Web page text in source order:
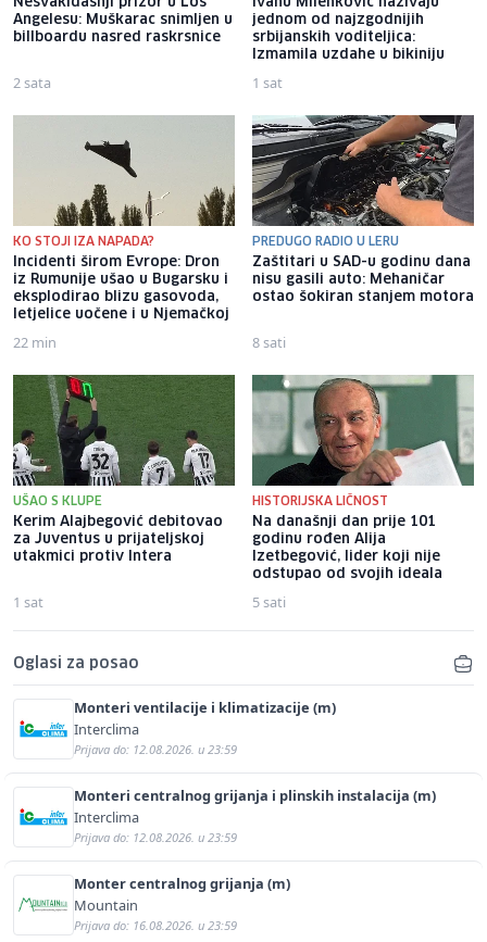
Angelesu: Muškarac snimljen u
billboardu nasred raskrsnice
2 sata
jednom od najzgodnijih
srbijanskih voditeljica:
Izmamila uzdahe u bikiniju
1 sat
KO STOJI IZA NAPADA?
Incidenti širom Evrope: Dron
iz Rumunije ušao u Bugarsku i
eksplodirao blizu gasovoda,
letjelice uočene i u Njemačkoj
22 min
PREDUGO RADIO U LERU
Zaštitari u SAD-u godinu dana
nisu gasili auto: Mehaničar
ostao šokiran stanjem motora
8 sati
UŠAO S KLUPE
Kerim Alajbegović debitovao
za Juventus u prijateljskoj
utakmici protiv Intera
1 sat
HISTORIJSKA LIČNOST
Na današnji dan prije 101
godinu rođen Alija
Izetbegović, lider koji nije
odstupao od svojih ideala
5 sati
Oglasi za posao
Monteri ventilacije i klimatizacije (m)
Interclima
Prijava do: 12.08.2026. u 23:59
Monteri centralnog grijanja i plinskih instalacija (m)
Interclima
Prijava do: 12.08.2026. u 23:59
Monter centralnog grijanja (m)
Mountain
Prijava do: 16.08.2026. u 23:59